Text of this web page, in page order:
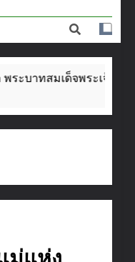
ศึกษา
วรรค์
บาทสมเด็จพระเจ้าอยู่หั